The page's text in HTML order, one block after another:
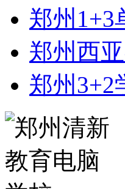
郑州1+3
郑州西
郑州3+2